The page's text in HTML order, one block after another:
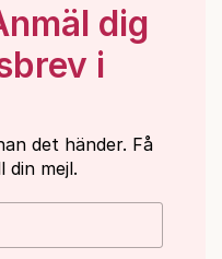
dig
i
det händer. Få
din mejl.